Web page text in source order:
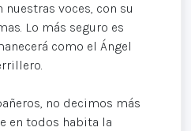
nuestras voces, con su
Lo más seguro es
como el Ángel
no decimos más
en todos habita la